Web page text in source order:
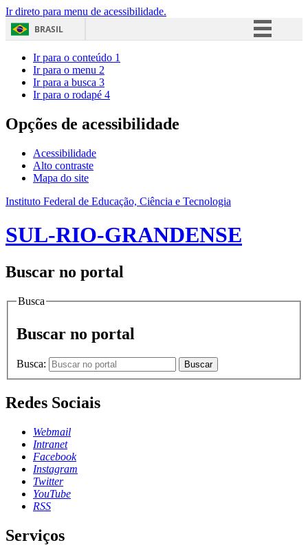
Ir direto para menu de acessibilidade.
BRASIL
Acesso à informação
Ir para o conteúdo 1
Ir para o menu 2
Ir para a busca 3
Ir para o rodapé 4
Opções de acessibilidade
Acessibilidade
Alto contraste
Mapa do site
Instituto Federal de Educação, Ciência e Tecnologia
SUL-RIO-GRANDENSE
Buscar no portal
Busca
Buscar no portal
Busca: Buscar
Redes Sociais
Webmail
Intranet
Facebook
Instagram
Twitter
YouTube
RSS
Serviços